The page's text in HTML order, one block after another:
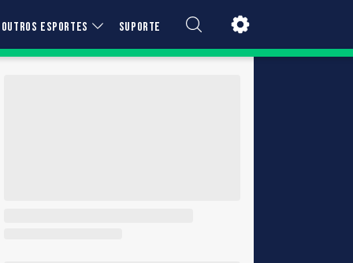
OUTROS ESPORTES SUPORTE